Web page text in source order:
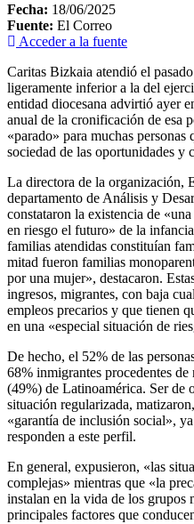
Fecha: 18/06/2025
Fuente: El Correo
Acceder a la fuente
Caritas Bizkaia atendió el
ligeramente inferior a la del
entidad diocesana advirtió ayer
anual de la cronificación de esa
«parado» para muchas
sociedad de las oportunidades y
La directora de la organización,
departamento de Análisis y
constataron la existencia de
en riesgo el futuro» de la
familias atendidas constituían
mitad fueron familias
por una mujer», destacaron.
ingresos, migrantes, con baja
empleos precarios y que tienen
en una «especial situación de
De hecho, el 52% de las
68% inmigrantes procedentes de
(49%) de Latinoamérica. Ser de
situación regularizada,
«garantía de inclusión social»,
responden a este perfil.
En general, expusieron, «las
complejas» mientras que «la
instalan en la vida de los grupos
principales factores que